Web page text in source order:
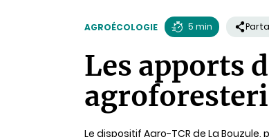
AGROÉCOLOGIE
de
lecture
5 min
Les apports
Le dispositif Agro-TCR de La